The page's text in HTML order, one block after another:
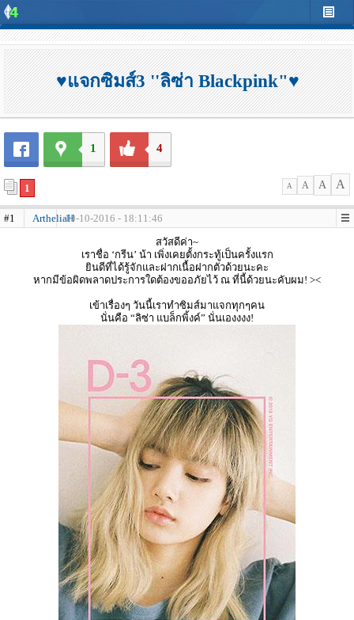
♥แจกซิมส์3 ''ลิซ่า Blackpink"♥
1 4
1 A A A A
#1 ArtheliaH10-10-2016 - 18:11:46
สวัสดีค่า~
เราชื่อ ‘กรีน’ น้า เพิ่งเคยตั้งกระทู้เป็นครั้งแรก
ยินดีที่ได้รู้จักและฝากเนื้อฝากตัวด้วยนะคะ
หากมีข้อผิดพลาดประการใดต้องขออภัยไว้ ณ ที่นี้ด้วยนะคับผม! ><
เข้าเรื่องๆ วันนี้เราทำซิมส์มาแจกทุกๆคน
นั่นคือ “ลิซ่า แบล็กพิ้งค์” นั่นเองงงง!